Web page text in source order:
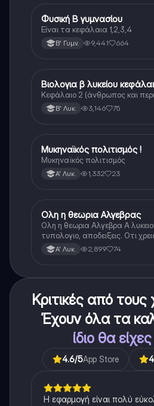
Φυσική
Φυσική Β γυμνασίου
Είναι τα κεφάλαια 1,2,3,4
Β' Γυμν. 9,441 664
Βιολογία
Βιολογια β λυκείου
Κεφάλαιο 2 (άνθρωπος και
Β' Λυκ. 3,146 75
Ιστορία
Μυκηναϊκός πολιτισμός !
Μυκηναϊκός πολιτισμός
Α' Λυκ. 1,332 23
Μαθηματικά
Ολη η θεωρια Αλγεβρας
Ολη η θεωρια Αλγεβρα Α
τυπολογιο, αποδειξεις. Οτι
για το θεωρητικο κομματι της
Α' Λυκ. 2,899 74
Κριτικές από
Έχουν όλα τα
ίδιο θα
4.6/5App Store
Η εφαρμογή είναι πολύ